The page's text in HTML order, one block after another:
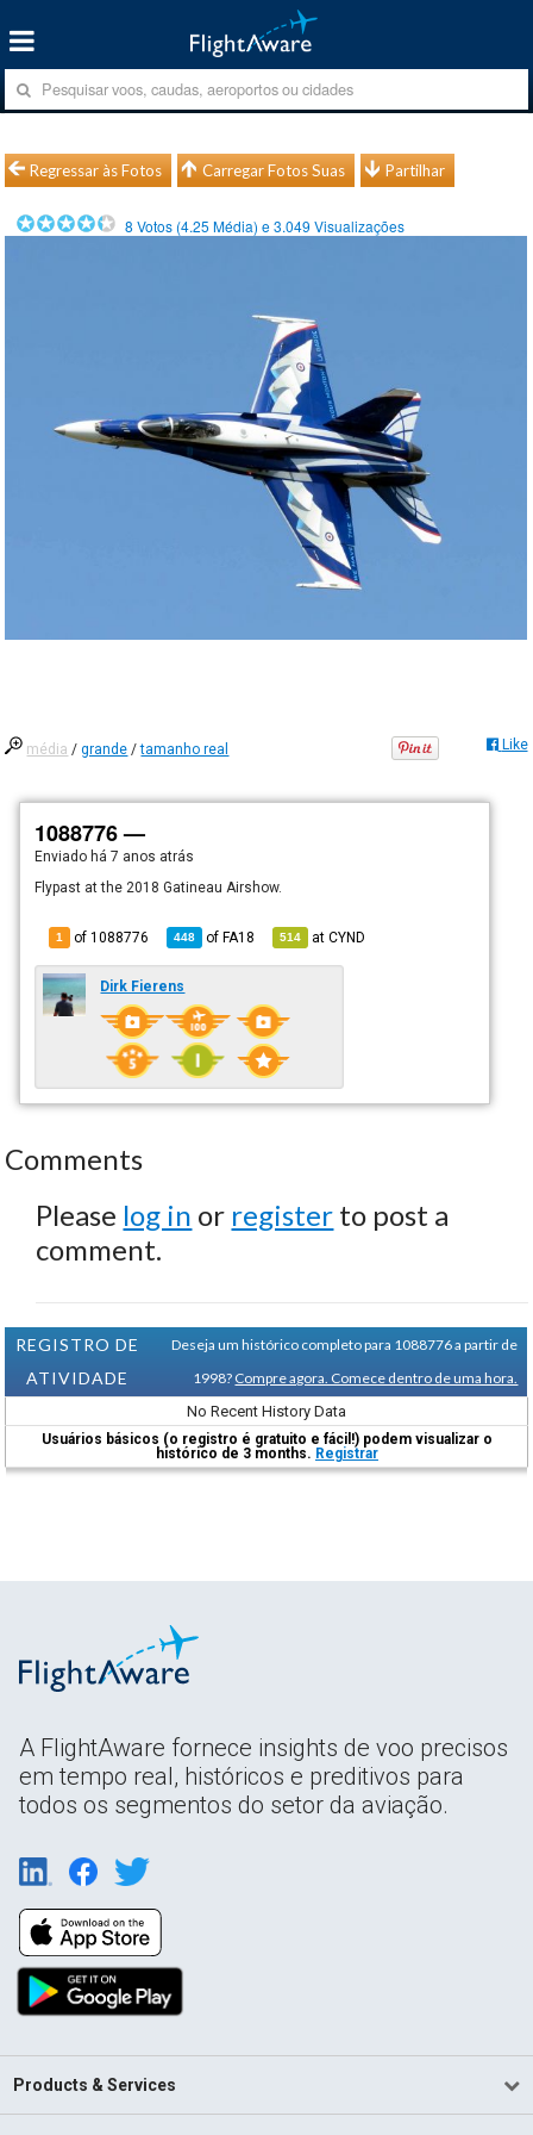
Regressar às Fotos Carregar Fotos Suas Partilhar
8 Votos (4.25 Média) e3.049 Visualizações
média /grande /tamanho real Like
1088776 —
Enviado há7 anos atrás
Flypast at the 2018 Gatineau Airshow.
1 of 1088776 448 ofFA18 514 atCYND
Dirk Fierens
Comments
Please log in or register to post a
comment.
REGISTRO DE
ATIVIDADE
Deseja um histórico completo para 1088776 a partir de
1998? Compre agora. Comece dentro de uma hora.
No Recent History Data
Usuários básicos (o registro é gratuito e fácil!) podem visualizar o
histórico de 3 months. Registrar
A FlightAware fornece insights de voo precisos
em tempo real, históricos e preditivos para
todos os segmentos do setor da aviação.
Products & Services